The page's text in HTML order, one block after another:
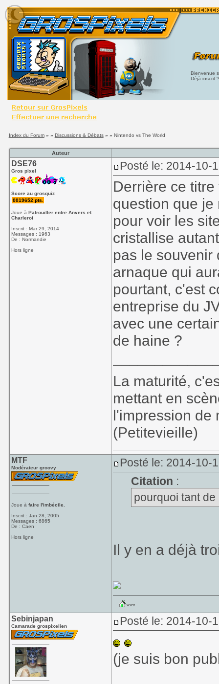
Bienvenue
Déjà inscrit
Index du Forum» » Discussions & Débats» » Nintendo vs The World
Auteur
DSE76
Gros pixel
Score au grosquiz
0019652 pts.
Joue àPatrouiller entre Anvers et
Charleroi
Inscrit : Mar 29, 2014
Messages : 1963
De : Normandie
Hors ligne
Posté le: 2014-10-
Derrière ce
question que
pour voir les
cristallise
pas le souvenir
arnaque qui
pourtant, c'est
entreprise du
avec une
de haine ?
La maturité,
mettant en
l'impression de
(Petitevieille)
MTF
Modérateur groovy
Joue àfaire l'imbécile.
Inscrit : Jan 28, 2005
Messages : 6865
De : Caen
Hors ligne
Posté le: 2014-10-
Citation :
pourquoi tant de
Il y en a déjà
Sebinjapan
Camarade grospixelien Posté le: 2014-10-
(je suis bon